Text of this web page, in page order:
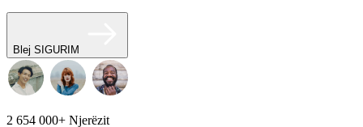
Blej SIGURIM
2 654 000+ Njerëzit